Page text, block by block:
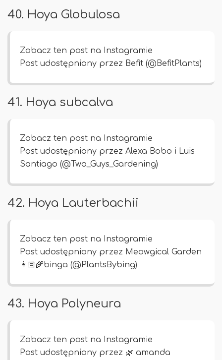
40. Hoya Globulosa
Zobacz ten post na Instagramie
Post udostępniony przez Befit (@BefitPlants)
41. Hoya subcalva
Zobacz ten post na Instagramie
Post udostępniony przez Alexa Bobo i Luis
Santiago (@Two_Guys_Gardening)
42. Hoya Lauterbachii
Zobacz ten post na Instagramie
Post udostępniony przez Meowgical Garden
👩🏻‍🌾binga (@PlantsBybing)
43. Hoya Polyneura
Zobacz ten post na Instagramie
Post udostępniony przez 🌿 amanda